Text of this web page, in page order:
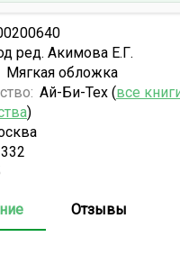
ред. Акимова Е.Г.
Мягкая обложка
Ай-Би-Тех (все
)
332
Отзывы